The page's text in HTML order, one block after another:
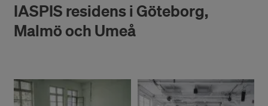
IASPIS residens i Göteborg,
Malmö och Umeå